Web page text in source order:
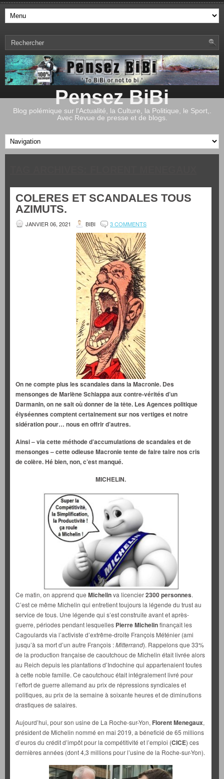
Pensez BiBi
Blog polémique sur l'Actualité, la Culture, la Politique, le Sport,.
Avec Revue de presse et de blogs.
COLERES ET SCANDALES TOUS
AZIMUTS.
JANVIER 06, 2021 BIBI 3 COMMENTS
On ne compte plus les scandales dans la Macronie. Des
mensonges de Marlène Schiappa aux contre-vérités d’un
Darmanin, on ne sait où donner de la tête. Les Agences politique
élyséennes comptent certainement sur nos vertiges et notre
sidération pour… nous en offrir d’autres.
Ainsi – via cette méthode d’accumulations de scandales et de
mensonges – cette odieuse Macronie tente de faire taire nos cris
de colère. Hé bien, non, c’est manqué.
MICHELIN.
Ce matin, on apprend que Michelinva licencier2300 personnes.
C’est ce même Michelin qui entretient toujours la légende du trust au
service de tous. Une légende qui s’est construite avant et après-
guerre, périodes pendant lesquelles Pierre Michelinfinançait les
Cagoulards via l’activiste d’extrême-droite François Méténier (ami
jusqu’à sa mort d’un autre François :Mitterrand). Rappelons que 33%
de la production française de caoutchouc de Michelin était livrée alors
au Reich depuis les plantations d’Indochine qui appartenaient toutes
à cette noble famille. Ce caoutchouc était intégralement livré pour
l’effort de guerre allemand au prix de répressions syndicales et
politiques, au prix de la semaine à soixante heures et de diminutions
drastiques de salaires.
Aujourd’hui, pour son usine de La Roche-sur-Yon, Florent Menegaux,
président de Michelin nommé en mai 2019, a béneficié de 65 millions
d’euros du crédit d’impôt pour la compétitivité et l’emploi (CICE) ces
dernières années (dont 4,3 millions pour l’usine de la Roche-sur-Yon).